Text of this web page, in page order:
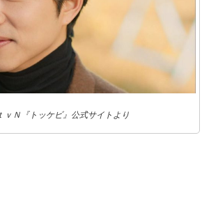
ｖＮ『トッケビ』公式サイトより